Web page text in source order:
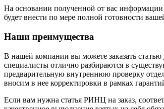
На основании полученной от вас
будет внести по мере полной готовности
Наши преимущества
В нашей компании вы можете заказать
специалисты отлично разбираются в
предварительную внутреннюю проверку
вносим в нее корректировки в рамках
Если вам нужна статья РИНЦ на заказ,